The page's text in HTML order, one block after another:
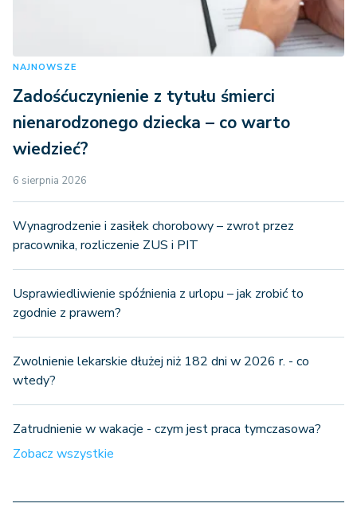
NAJNOWSZE
Zadośćuczynienie z tytułu śmierci
nienarodzonego dziecka – co warto
wiedzieć?
6 sierpnia 2026
Wynagrodzenie i zasiłek chorobowy – zwrot przez
pracownika, rozliczenie ZUS i PIT
Usprawiedliwienie spóźnienia z urlopu – jak zrobić to
zgodnie z prawem?
Zwolnienie lekarskie dłużej niż 182 dni w 2026 r. - co
wtedy?
Zatrudnienie w wakacje - czym jest praca tymczasowa?
Zobacz wszystkie